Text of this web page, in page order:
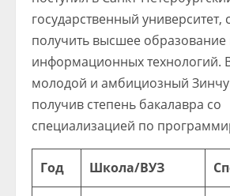
государственный университет,
получить высшее образование
информационных технологий.
молодой и амбициозный
получив степень бакалавра со
специализацией по
Год Школа/ВУЗ